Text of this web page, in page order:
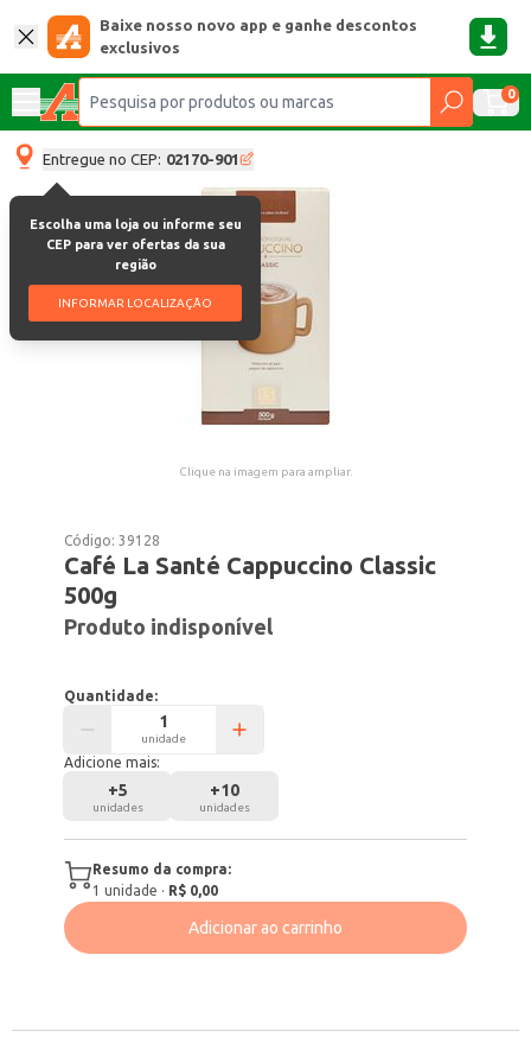
Baixe nosso novo app e ganhe descontos
exclusivos
0
Entregue no CEP: 02170-901
Escolha uma loja ou informe seu
CEP para ver ofertas da sua
região
INFORMAR LOCALIZAÇÃO
Clique na imagem para ampliar.
Código:39128
Café La Santé Cappuccino Classic
500g
Produto indisponível
Quantidade:
unidade
Adicione mais:
+5
unidades
+10
unidades
Resumo da compra:
1 unidade · R$ 0,00
Adicionar ao carrinho